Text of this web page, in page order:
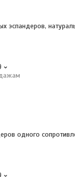
эспандеров,
одного